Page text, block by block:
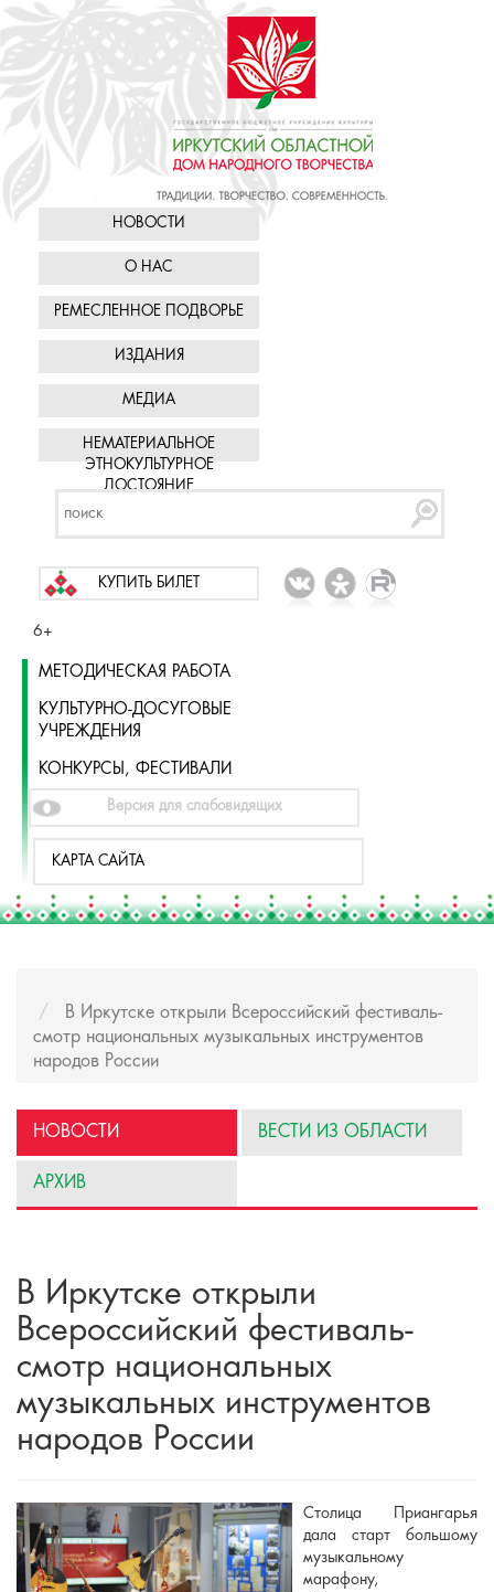
НОВОСТИ
О НАС
РЕМЕСЛЕННОЕ ПОДВОРЬЕ
ИЗДАНИЯ
МЕДИА
НЕМАТЕРИАЛЬНОЕ
ЭТНОКУЛЬТУРНОЕ
ДОСТОЯНИЕ
КУПИТЬ БИЛЕТ
6+
МЕТОДИЧЕСКАЯ РАБОТА
КУЛЬТУРНО-ДОСУГОВЫЕ
УЧРЕЖДЕНИЯ
КОНКУРСЫ, ФЕСТИВАЛИ
Версия для слабовидящих
КАРТА САЙТА
В Иркутске открыли Всероссийский фестиваль-
смотр национальных музыкальных инструментов
народов России
НОВОСТИ ВЕСТИ ИЗ ОБЛАСТИ
АРХИВ
В Иркутске открыли
Всероссийский фестиваль-
смотр национальных
музыкальных инструментов
народов России
Столица Приангарья
дала старт большому
музыкальному
марафону,